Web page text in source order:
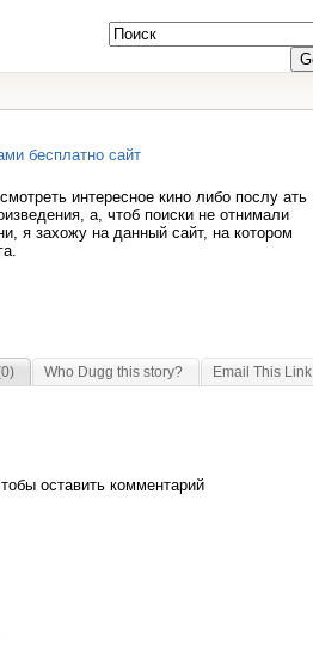
бесплатно сайт
интересное кино либо послу ать
а, чтоб поиски не отнимали
я захожу на данный сайт, на котором
Who Dugg this story? Email This Link
оставить комментарий